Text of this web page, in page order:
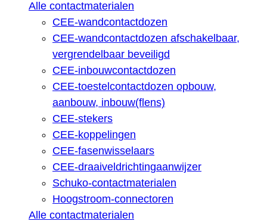
Alle contactmaterialen
CEE-wandcontactdozen
CEE-wandcontactdozen afschakelbaar,
vergrendelbaar beveiligd
CEE-inbouwcontactdozen
CEE-toestelcontactdozen opbouw,
aanbouw, inbouw(flens)
CEE-stekers
CEE-koppelingen
CEE-fasenwisselaars
CEE-draaiveldrichtingaanwijzer
Schuko-contactmaterialen
Hoogstroom-connectoren
Alle contactmaterialen